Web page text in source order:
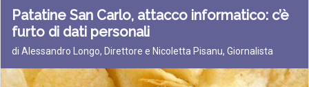
Patatine San Carlo, attacco informatico: c’è
furto di dati personali
di Alessandro Longo, Direttore e Nicoletta Pisanu, Giornalista